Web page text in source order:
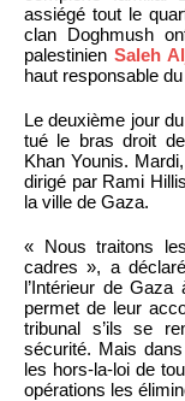
assiégé tout le
clan Doghmush
palestinien Saleh
haut responsable
Le deuxième jour
tué le bras droit
Khan Younis.
dirigé par Rami
la ville de Gaza.
« Nous traitons
cadres », a
l’Intérieur de
permet de leur
tribunal s’ils se
sécurité. Mais
les hors-la-loi de
opérations les